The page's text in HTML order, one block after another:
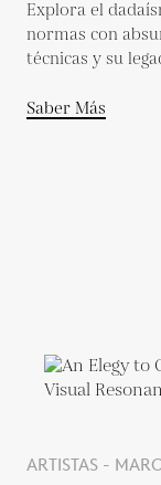
Explora el
normas con
técnicas y su
Saber Más
ARTISTAS -